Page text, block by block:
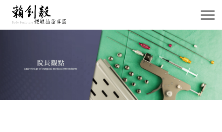
關於賴院長
威塑抽脂介紹
抽脂雕塑